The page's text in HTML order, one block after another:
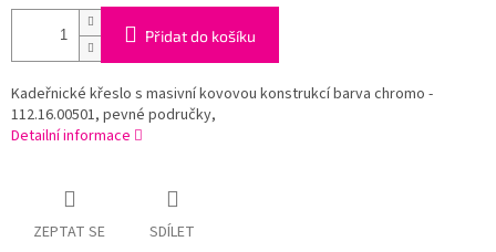
Přidat do košíku
Kadeřnické křeslo s masivní kovovou konstrukcí barva chromo -
112.16.00501, pevné područky,
Detailní informace
ZEPTAT SE SDÍLET